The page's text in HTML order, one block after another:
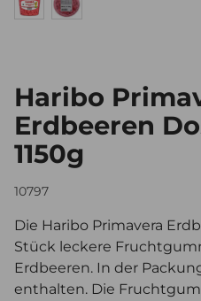
Haribo
Erdbeeren
1150g
10797
Die Haribo Primavera
Stück leckere
Erdbeeren. In der
enthalten. Die